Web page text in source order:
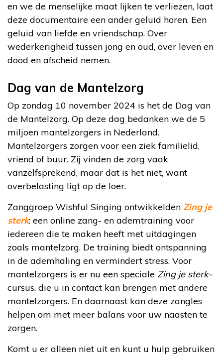
en we de menselijke maat lijken te verliezen, laat
deze documentaire een ander geluid horen. Een
geluid van liefde en vriendschap. Over
wederkerigheid tussen jong en oud, over leven en
dood en afscheid nemen.
Dag van de Mantelzorg
Op zondag 10 november 2024 is het de Dag van
de Mantelzorg. Op deze dag bedanken we de 5
miljoen mantelzorgers in Nederland.
Mantelzorgers zorgen voor een ziek familielid,
vriend of buur. Zij vinden de zorg vaak
vanzelfsprekend, maar dat is het niet, want
overbelasting ligt op de loer.
Zanggroep Wishful Singing ontwikkelden Zing je
sterk: een online zang- en ademtraining voor
iedereen die te maken heeft met uitdagingen
zoals mantelzorg. De training biedt ontspanning
in de ademhaling en vermindert stress. Voor
mantelzorgers is er nu een speciale Zing je sterk-
cursus, die u in contact kan brengen met andere
mantelzorgers. En daarnaast kan deze zangles
helpen om met meer balans voor uw naasten te
zorgen.
Komt u er alleen niet uit en kunt u hulp gebruiken